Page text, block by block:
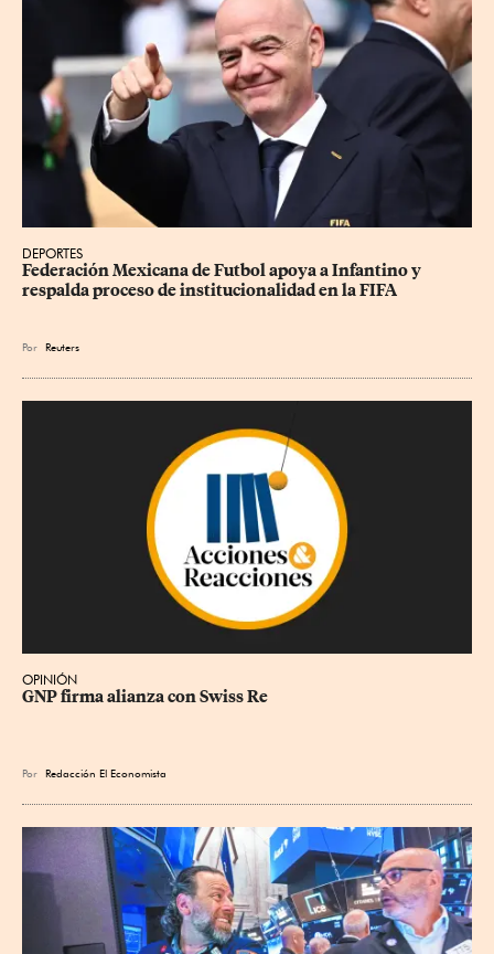
DEPORTES
Federación Mexicana de Futbol apoya a Infantino y
respalda proceso de institucionalidad en la FIFA
Por Reuters
OPINIÓN
GNP firma alianza con Swiss Re
Por Redacción El Economista